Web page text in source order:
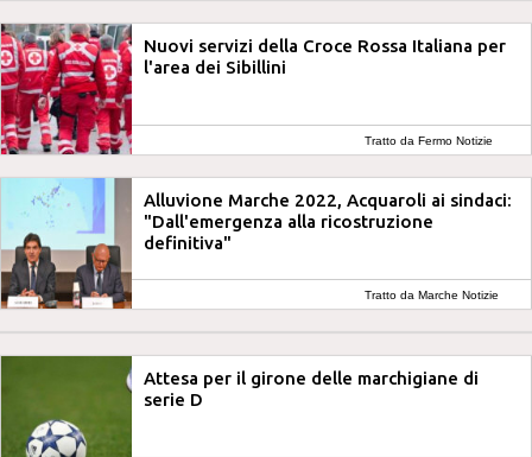
Nuovi servizi della Croce Rossa Italiana per
l'area dei Sibillini
Tratto da Fermo Notizie
Alluvione Marche 2022, Acquaroli ai sindaci:
"Dall'emergenza alla ricostruzione
definitiva"
Tratto da Marche Notizie
Attesa per il girone delle marchigiane di
serie D